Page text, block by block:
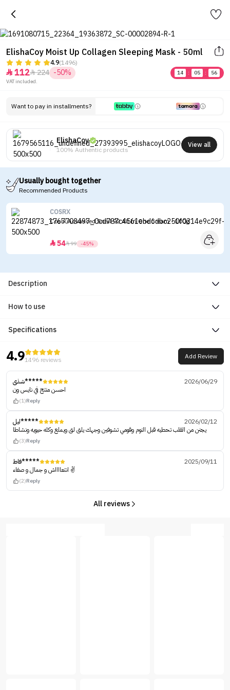
ElishaCoy Moist Up Collagen Sleeping Mask - 50ml
4.9(1496)
 112224 -50% 14 : 05 :
56
VAT included.
Want to pay in installments?
ElishaCoy
100% Authentic products
View all
Usually bought together
Recommended Products
COSRX
Cosrx Advanced Snail 92 All In One Cream - 100g
5499 -45%
Description
How to use
Specifications
4.91496 reviews Add Review
شذى*****
2026/06/29
احسن منتج في نايس ون
(1)Reply
ليل*****
2026/02/12
يجنن من القلب تحطيه قبل النوم وقومي تشوفين وجهك يلق لق ويملع وكله حيويه ونشاطا
(3)Reply
فاط*****
2025/09/11
انتعااااش و جمال و صفاء ✌
(2)Reply
All reviews